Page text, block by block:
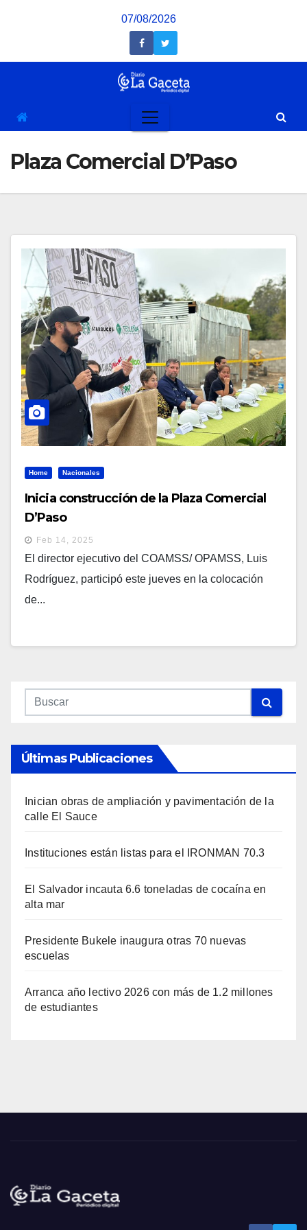
07/08/2026
Plaza Comercial D’Paso
Home Nacionales
Inicia construcción de la Plaza Comercial
D’Paso
Feb 14, 2025
El director ejecutivo del COAMSS/ OPAMSS, Luis
Rodríguez, participó este jueves en la colocación
de...
Últimas Publicaciones
Inician obras de ampliación y pavimentación de la
calle El Sauce
Instituciones están listas para el IRONMAN 70.3
El Salvador incauta 6.6 toneladas de cocaína en
alta mar
Presidente Bukele inaugura otras 70 nuevas
escuelas
Arranca año lectivo 2026 con más de 1.2 millones
de estudiantes